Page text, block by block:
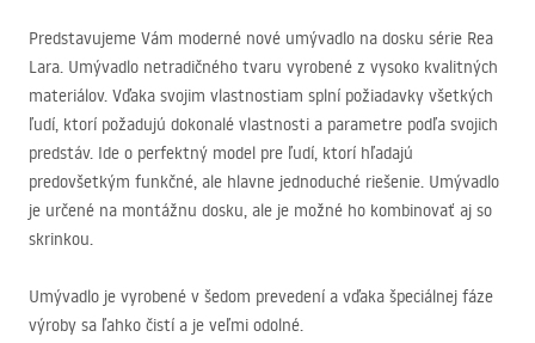
Predstavujeme Vám moderné nové umývadlo na dosku série Rea
Lara. Umývadlo netradičného tvaru vyrobené z vysoko kvalitných
materiálov. Vďaka svojim vlastnostiam splní požiadavky všetkých
ľudí, ktorí požadujú dokonalé vlastnosti a parametre podľa svojich
predstáv. Ide o perfektný model pre ľudí, ktorí hľadajú
predovšetkým funkčné, ale hlavne jednoduché riešenie. Umývadlo
je určené na montážnu dosku, ale je možné ho kombinovať aj so
skrinkou.
Umývadlo je vyrobené v šedom prevedení a vďaka špeciálnej fáze
výroby sa ľahko čistí a je veľmi odolné.